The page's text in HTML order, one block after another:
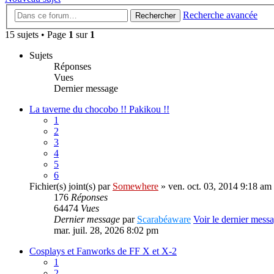
Rechercher
Recherche avancée
15 sujets • Page 1 sur 1
Sujets
Réponses
Vues
Dernier message
La taverne du chocobo !! Pakikou !!
1
2
3
4
5
6
Fichier(s) joint(s) par Somewhere » ven. oct. 03, 2014 9:18 am
176 Réponses
64474 Vues
Dernier message par Scarabéaware Voir le dernier
mar. juil. 28, 2026 8:02 pm
Cosplays et Fanworks de FF X et X-2
1